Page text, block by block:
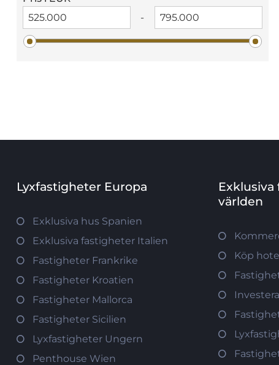
-
Lyxfastigheter Europa
Exklusiva hus Spanien
Exklusiva fastigheter Italien
Fastigheter Frankrike
Fastigheter Kroatien
Fastigheter Mallorca
Fastigheter Sicilien
Lyxfastigheter Ungern
Penthouse Wien
världen
Köp